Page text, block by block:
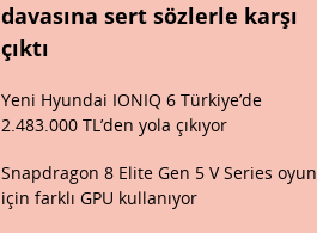
davasına sert sözlerle karşı
çıktı
Yeni Hyundai IONIQ 6 Türkiye’de
2.483.000 TL’den yola çıkıyor
Snapdragon 8 Elite Gen 5 V Series oyun
için farklı GPU kullanıyor